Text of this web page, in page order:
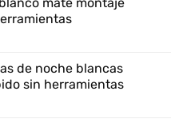
mate montaje
de noche blancas
sin herramientas